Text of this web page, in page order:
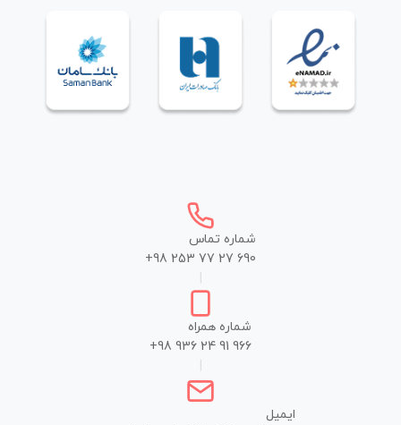
شماره تماس
+98 253 77 27 690
شماره همراه
+98 936 24 91 966
ایمیل